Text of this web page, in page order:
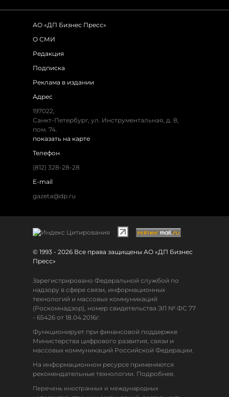
АО «ДП Бизнес Пресс»
О СМИ
Редакция
Подписка
Реклама в издании
Адрес
197022,
Санкт-Петербург, ул. Инструментальная, д. 8,
пом. 74.
показать на карте
Телефон
(812) 328-28-28
E-mail
gazeta@dp.ru
© 1993 - 2026 Все права защищены АО «ДП Бизнес
Пресс»
Зарегистрировано Федеральной службой по
надзору в сфере связи, информационных
технологий и массовых коммуникаций
(Роскомнадзор), номер свидетельства ЭЛ № ФС 77
- 65426 от 18.04.2016г.
Функционирует при финансовой поддержке
Министерства цифрового развития, связи и
массовых коммуникаций Российской Федерации.
На информационном ресурсе применяются
рекомендательные технологии. Подробнее.
Перечень иностранных и международных